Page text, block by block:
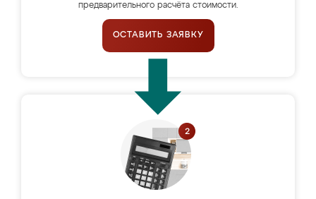
предварительного расчёта стоимости.
ОСТАВИТЬ ЗАЯВКУ